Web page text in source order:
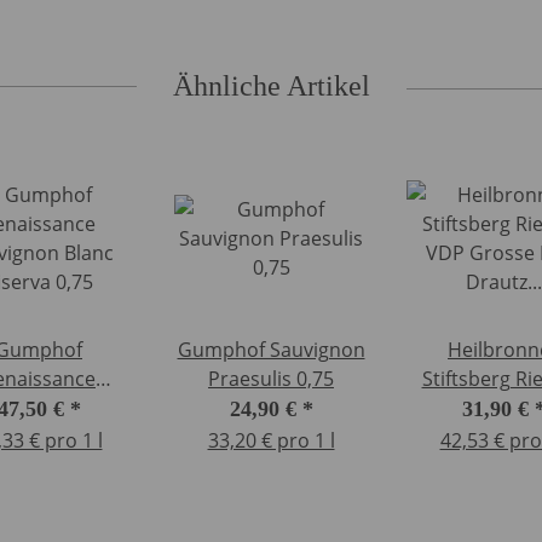
Ähnliche Artikel
Blanc
0,75
€ *
€ pro 1 l
Gumphof Sauvignon
Praesulis 0,75
24,90 € *
33,20 € pro 1 l
Stiftsberg
VDP Grosse
Drautz Able
31,90 €
42,53 €